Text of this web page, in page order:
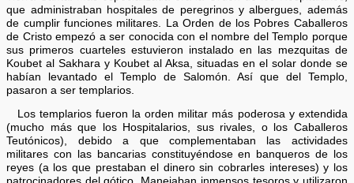
que administraban hospitales de peregrinos y albergues, además
de cumplir funciones militares. La Orden de los Pobres Caballeros
de Cristo empezó a ser conocida con el nombre del Templo porque
sus primeros cuarteles estuvieron instalado en las mezquitas de
Koubet al Sakhara y Koubet al Aksa, situadas en el solar donde se
habían levantado el Templo de Salomón. Así que del Templo,
pasaron a ser templarios.
Los templarios fueron la orden militar más poderosa y extendida
(mucho más que los Hospitalarios, sus rivales, o los Caballeros
Teutónicos), debido a que complementaban las actividades
militares con las bancarias constituyéndose en banqueros de los
reyes (a los que prestaban el dinero sin cobrarles intereses) y los